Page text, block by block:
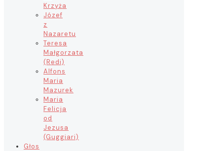
Krzyża
Józef
z
Nazaretu
Teresa
Małgorzata
(Redi)
Alfons
Maria
Mazurek
Maria
Felicja
od
Jezusa
(Guggiari)
Głos